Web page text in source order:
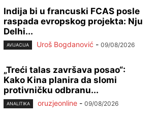
Indija bi u francuski FCAS posle
raspada evropskog projekta: Nju
Delhi...
AVIJACIJA Uroš Bogdanović - 09/08/2026
„Treći talas završava posao“:
Kako Kina planira da slomi
protivničku odbranu...
ANALITIKA oruzjeonline - 09/08/2026